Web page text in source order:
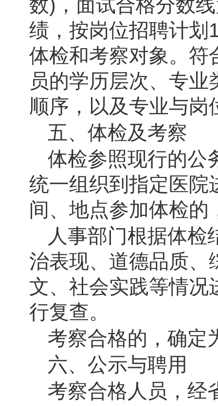
数) ，面试合格分数
绩，按岗位招聘计划
体检和考察对象。符
员的学历层次、专
顺序，以及专业与
五、体检及考察
体检参照现行的公
统一组织到指定医院
间、地点参加体检的
人事部门根据体检
治表现、道德品质、
文、社会实践等情况
行复查。
考察合格的，确定
六、公示与聘用
考察合格人员，经